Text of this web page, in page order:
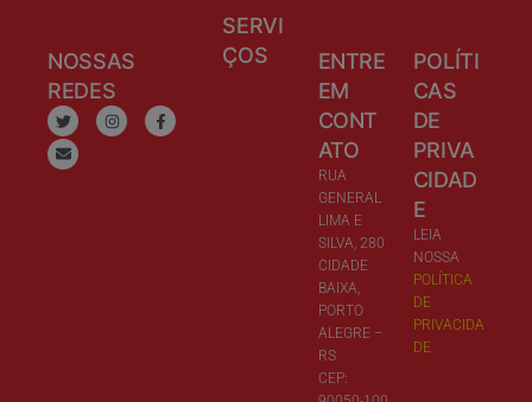
NOSSAS
REDES
SERVI
ÇOS
ENTRE
EM
CONT
ATO
RUA
GENERAL
LIMA E
SILVA, 280
CIDADE
BAIXA,
PORTO
ALEGRE –
RS
CEP:
POLÍTI
CAS
DE
PRIVA
CIDAD
E
LEIA
NOSSA
POLÍTICA
DE
PRIVACIDA
DE